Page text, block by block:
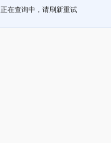
正在查询中，请刷新重试